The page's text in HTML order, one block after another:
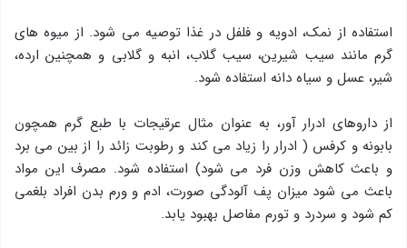
استفاده از نمک، ادویه و فلفل در غذا توصیه می شود. از میوه های
گرم مانند سیب شیرین، سیب گلاب، انبه و گلابی و همچنین ارده،
شیر، عسل و سیاه دانه استفاده شود.
از داروهای ادرار آور، به عنوان مثال عرقیجات با طبع گرم همچون
بابونه و کرفس ( ادرار را زیاد می کند و رطوبت زائد را از بین می برد
و باعث کاهش وزن فرد می شود) استفاده شود. مصرف این مواد
باعث می شود میزان پف آلودگی صورت، ادم و ورم بدن افراد بلغمی
کم شود و سردرد و تورم مفاصل بهبود یابد.